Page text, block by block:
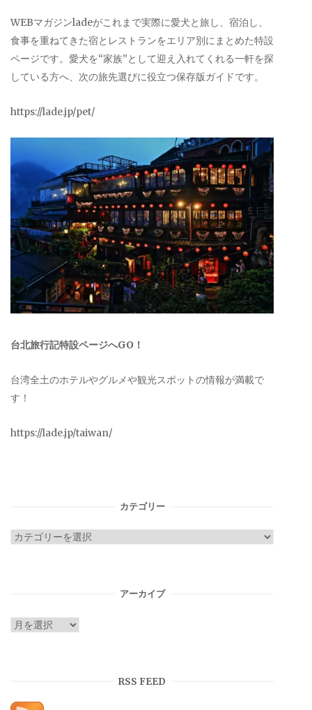
WEBマガジンladeがこれまで実際に愛犬と旅し、宿泊し、
食事を重ねてきた宿とレストランをエリア別にまとめた特設
ページです。愛犬を“家族”として迎え入れてくれる一軒を探
している方へ、次の旅先選びに役立つ保存版ガイドです。
https://lade.jp/pet/
台北旅行記特設ページへGO！
台湾全土のホテルやグルメや観光スポットの情報が満載で
す！
https://lade.jp/taiwan/
カテゴリー
カ
アーカイブ
ア
RSS FEED